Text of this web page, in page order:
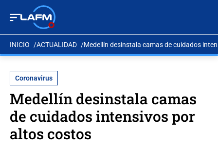
INICIO ACTUALIDAD Medellín desinstala camas de cuidados
Coronavirus
Medellín desinstala camas
de cuidados intensivos por
altos costos